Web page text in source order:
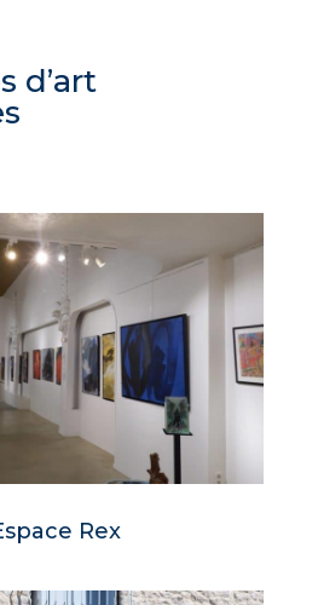
d’art
Rex